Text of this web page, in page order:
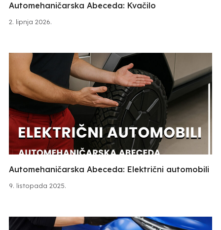
2. lipnja 2026.
Automehaničarska Abeceda: Kvačilo
9. listopada 2025.
Automehaničarska Abeceda: Električni automobili